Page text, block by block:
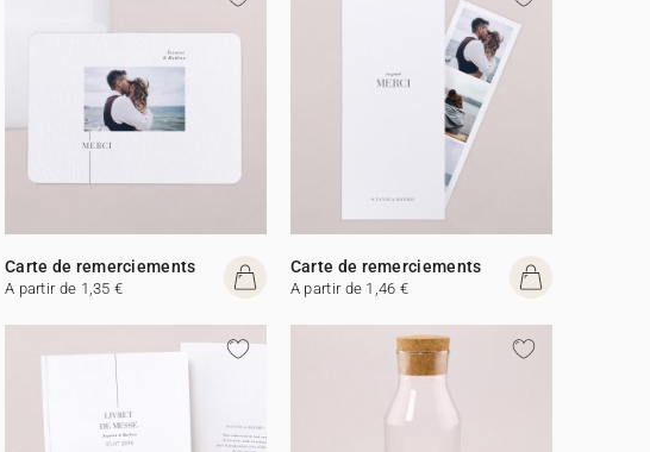
Carte de remerciements
A partir de 1,35 €
Carte de remerciements
A partir de 1,46 €